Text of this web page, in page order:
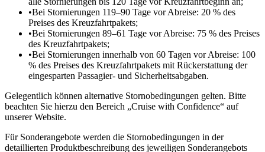
•Bei Stornierungen 119–90 Tage vor Abreise: 20 % des
Preises des Kreuzfahrtpakets;
•Bei Stornierungen 89–61 Tage vor Abreise: 75 % des Preises
des Kreuzfahrtpakets;
•Bei Stornierungen innerhalb von 60 Tagen vor Abreise: 100
% des Preises des Kreuzfahrtpakets mit Rückerstattung der
eingesparten Passagier‑ und Sicherheitsabgaben.
Gelegentlich können alternative Stornobedingungen gelten. Bitte
beachten Sie hierzu den Bereich „Cruise with Confidence“ auf
unserer Website.
Für Sonderangebote werden die Stornobedingungen in der
detaillierten Produktbeschreibung des jeweiligen Sonderangebots